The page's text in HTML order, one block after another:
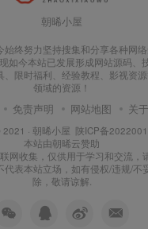
朝晞小屋
始终努力坚持搜集和分享各种网
如今本站已发展形成网站源码、
、限时福利、经验教程、影视资
领域的资源！
免责声明 网站地图 关
· 朝晞小屋 陕ICP备
本站由朝晞云赞助
网收集，仅供用于学习和交流，
代表本站立场，如有侵权/违规/不
除，敬请谅解.